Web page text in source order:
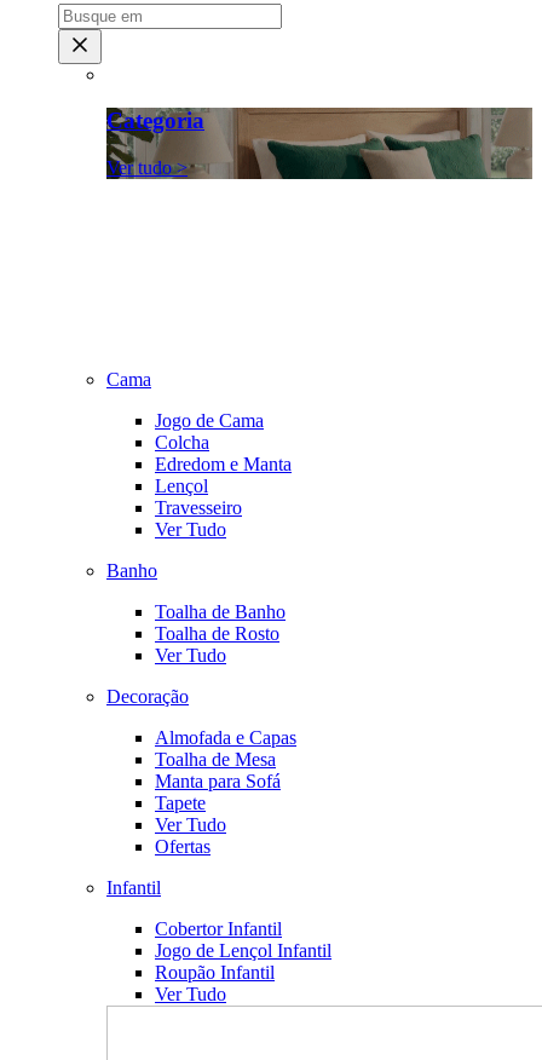
Categoria
Ver tudo >
Cama
Jogo de Cama
Colcha
Edredom e Manta
Lençol
Travesseiro
Ver Tudo
Banho
Toalha de Banho
Toalha de Rosto
Ver Tudo
Decoração
Almofada e Capas
Toalha de Mesa
Manta para Sofá
Tapete
Ver Tudo
Ofertas
Infantil
Cobertor Infantil
Jogo de Lençol Infantil
Roupão Infantil
Ver Tudo